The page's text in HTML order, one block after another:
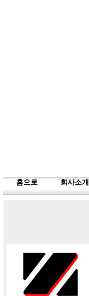
홈으로 회사소개